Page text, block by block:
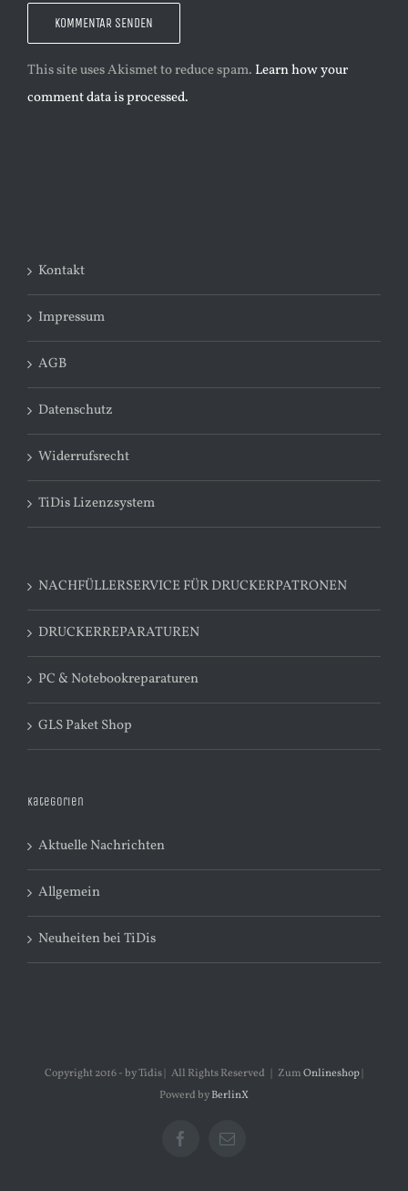
This site uses Akismet to reduce spam. Learn how your
comment data is processed.
Kontakt
Impressum
AGB
Datenschutz
Widerrufsrecht
TiDis Lizenzsystem
NACHFÜLLERSERVICE FÜR DRUCKERPATRONEN
DRUCKERREPARATUREN
PC & Notebookreparaturen
GLS Paket Shop
Kategorien
Aktuelle Nachrichten
Allgemein
Neuheiten bei TiDis
Copyright 2016 - by Tidis | All Rights Reserved | ZumOnlineshop
Powerd byBerlinX
Facebook
E-